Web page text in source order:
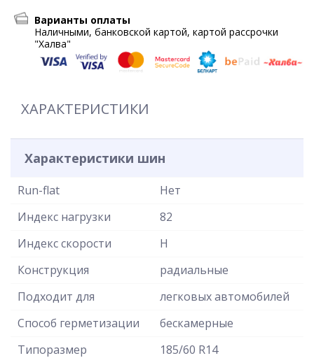
Варианты оплаты
Наличными, банковской картой, картой рассрочки
"Халва"
ХАРАКТЕРИСТИКИ
Характеристики шин
Run-flat
Нет
Индекс нагрузки
82
Индекс скорости
H
Конструкция
радиальные
Подходит для
легковых автомобилей
Способ герметизации
бескамерные
Типоразмер
185/60 R14